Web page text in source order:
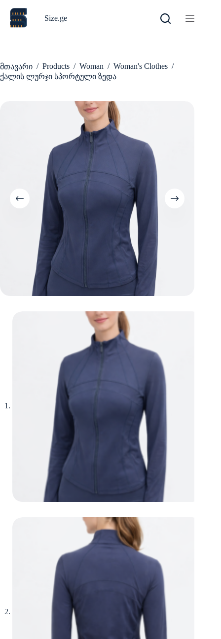
content
Size.ge
მთავარი / Products / Woman / Woman's Clothes /
ქალის ლურჯი სპორტული ზედა